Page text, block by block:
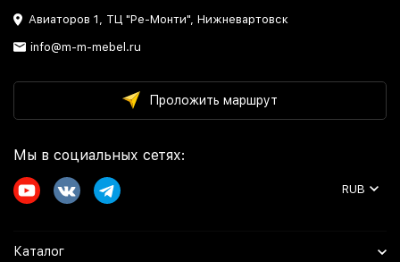
Авиаторов 1, ТЦ "Ре-Монти", Нижневартовск
info@m-m-mebel.ru
Проложить маршрут
Мы в социальных сетях:
RUB
Каталог